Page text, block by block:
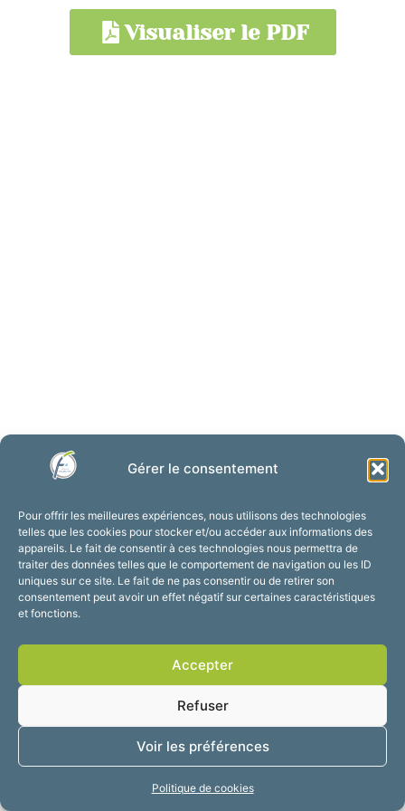
Gérer le consentement
Pour offrir les meilleures expériences, nous utilisons des technologies
telles que les cookies pour stocker et/ou accéder aux informations des
appareils. Le fait de consentir à ces technologies nous permettra de
traiter des données telles que le comportement de navigation ou les ID
uniques sur ce site. Le fait de ne pas consentir ou de retirer son
consentement peut avoir un effet négatif sur certaines caractéristiques
et fonctions.
Accepter
Refuser
Voir les préférences
Politique de cookies
Visualiser le PDF